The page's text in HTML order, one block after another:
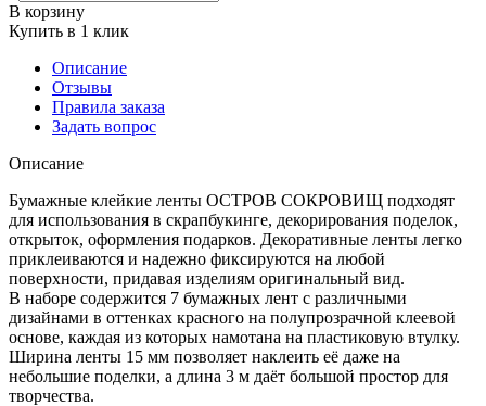
В корзину
Купить в 1 клик
Описание
Отзывы
Правила заказа
Задать вопрос
Описание
Бумажные клейкие ленты ОСТРОВ СОКРОВИЩ подходят
для использования в скрапбукинге, декорирования поделок,
открыток, оформления подарков. Декоративные ленты легко
приклеиваются и надежно фиксируются на любой
поверхности, придавая изделиям оригинальный вид.
В наборе содержится 7 бумажных лент с различными
дизайнами в оттенках красного на полупрозрачной клеевой
основе, каждая из которых намотана на пластиковую втулку.
Ширина ленты 15 мм позволяет наклеить её даже на
небольшие поделки, а длина 3 м даёт большой простор для
творчества.